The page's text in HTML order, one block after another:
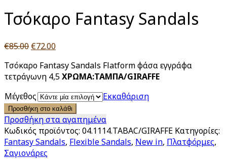
Τσόκαρο Fantasy Sandals
€85.00 Original
was:
€85.00.
€72.00Η
τιμή
είναι:
€72.00.
Τσόκαρο Fantasy Sandals Flatform φάσα εγγράφα
τετράγωνη 4,5ΧΡΩΜΑ:ΤΑΜΠΑ/GIRAFFE
Μέγεθος
Εκκαθάριση
Προσθήκη στο καλάθι
Προσθήκη στα αγαπημένα
Κωδικός προϊόντος: 04.1114.TABAC/GIRAFFE Κατηγορίες:
Fantasy Sandals, Flexible Sandals, New in, Πλατφόρμες,
Σαγιονάρες